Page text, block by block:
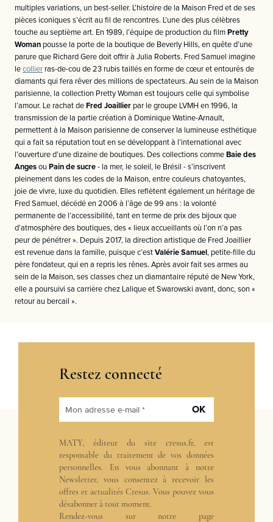
multiples variations, un best-seller. L’histoire de la Maison Fred et de ses
pièces iconiques s’écrit au fil de rencontres. L’une des plus célèbres
touche au septième art. En 1989, l’équipe de production du film Pretty
Woman pousse la porte de la boutique de Beverly Hills, en quête d’une
parure que Richard Gere doit offrir à Julia Roberts. Fred Samuel imagine
le collier ras-de-cou de 23 rubis taillés en forme de cœur et entourés de
diamants qui fera rêver des millions de spectateurs. Au sein de la Maison
parisienne, la collection Pretty Woman est toujours celle qui symbolise
l’amour. Le rachat de Fred Joaillier par le groupe LVMH en 1996, la
transmission de la partie création à Dominique Watine-Arnault,
permettent à la Maison parisienne de conserver la lumineuse esthétique
qui a fait sa réputation tout en se développant à l’international avec
l’ouverture d’une dizaine de boutiques. Des collections comme Baie des
Anges ou Pain de sucre - la mer, le soleil, le Brésil - s’inscrivent
pleinement dans les codes de la Maison, entre couleurs chatoyantes,
joie de vivre, luxe du quotidien. Elles reflètent également un héritage de
Fred Samuel, décédé en 2006 à l’âge de 99 ans : la volonté
permanente de l’accessibilité, tant en terme de prix des bijoux que
d’atmosphère des boutiques, des « lieux accueillants où l’on n’a pas
peur de pénétrer ». Depuis 2017, la direction artistique de Fred Joaillier
est revenue dans la famille, puisque c’est Valérie Samuel , petite-fille du
père fondateur, qui en a repris les rênes. Après avoir fait ses armes au
sein de la Maison, ses classes chez un diamantaire réputé de New York,
elle a poursuivi sa carrière chez Lalique et Swarowski avant, donc, son «
retour au bercail ».
Restez connecté
Mon adresse e-mail * OK
MATY, éditeur du site cresus.fr, est
responsable du traitement de vos données
personnelles. En vous abonnant à notre
Newsletter, vous consentez à recevoir les
offres et actualités Cresus. Vous pouvez vous
désabonner à tout moment.
Rendez-vous sur notre page